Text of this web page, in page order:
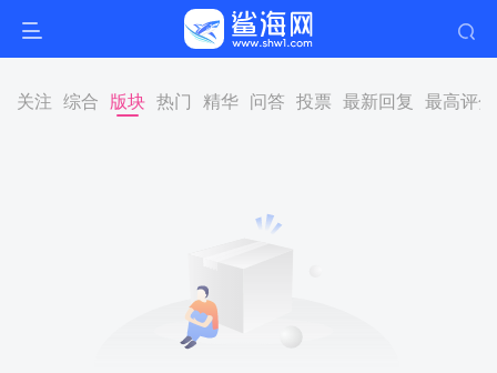
关注 综合 版块 热门 精华 问答 投票 最新回复 最高评分